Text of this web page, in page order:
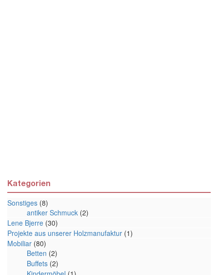
Kategorien
Sonstiges (8)
antiker Schmuck (2)
Lene Bjerre (30)
Projekte aus unserer Holzmanufaktur (1)
Mobiliar (80)
Betten (2)
Buffets (2)